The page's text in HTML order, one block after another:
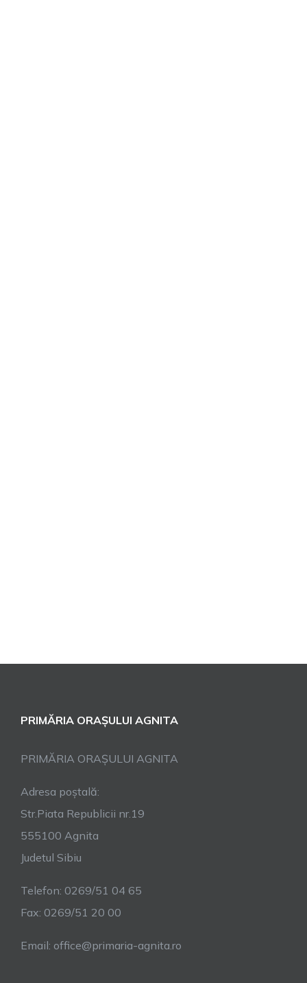
PRIMĂRIA ORAȘULUI AGNITA
PRIMĂRIA ORAȘULUI AGNITA
Adresa poștală:
Str.Piata Republicii nr.19
555100 Agnita
Judetul Sibiu
Telefon: 0269/51 04 65
Fax: 0269/51 20 00
Email: office@primaria-agnita.ro